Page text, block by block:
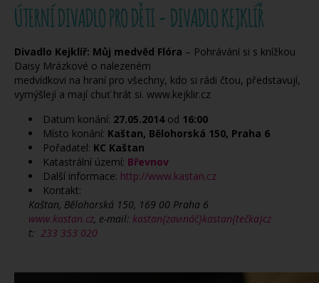
ÚTERNÍ DIVADLO PRO DĚTI - DIVADLO KEJKLÍŘ
Divadlo Kejklíř: Můj medvěd Flóra – Pohrávání si s knížkou
Daisy Mrázkové o nalezeném
medvídkovi na hraní pro všechny, kdo si rádi čtou, představují,
vymýšlejí a mají chuť hrát si. www.kejklir.cz
Datum konání: 27.05.2014od 16:00
Místo konání: Kaštan, Bělohorská 150, Praha 6
Pořadatel: KC Kaštan
Katastrální území: Břevnov
Další informace: http://www.kastan.cz
Kontakt:
Kaštan, Bělohorská 150, 169 00 Praha 6
www.kastan.cz, e-mail: kastan{zavináč}kastan{tečka}cz
t: 233 353 020